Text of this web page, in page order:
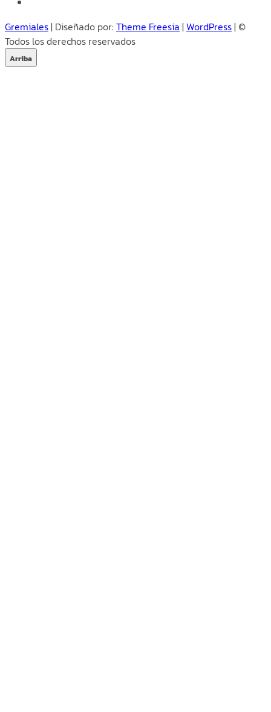
Gremiales| Diseñado por: Theme Freesia | WordPress| ©
Todos los derechos reservados
Arriba